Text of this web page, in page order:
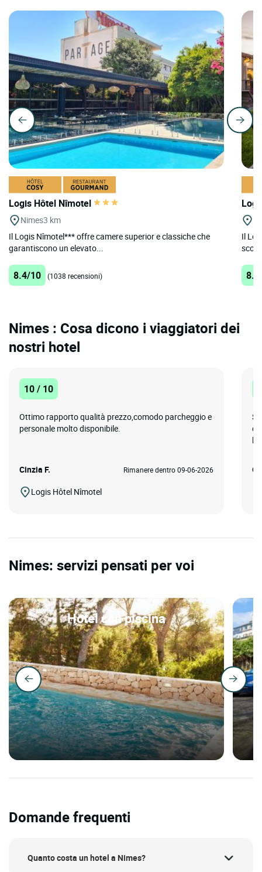
Logis Hôtel Nîmotel
Nimes3 km
Il Logis Nîmotel*** offre camere superior e classiche che
garantiscono un elevato...
8.4/10 (1038 recensioni)
Il
Nimes : Cosa dicono i viaggiatori dei
nostri hotel
10 / 10
Ottimo rapporto qualità prezzo,comodo parcheggio e
personale molto disponibile.
Cinzia F. Rimanere dentro 09-06-2026
Logis Hôtel Nîmotel
Nimes: servizi pensati per voi
Hotel con piscina
Domande frequenti
Quanto costa un hotel a Nimes?